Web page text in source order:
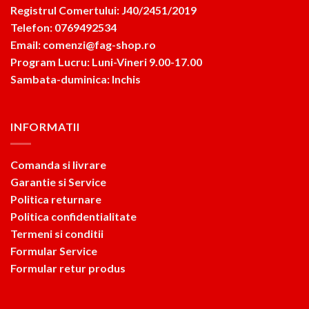
Registrul Comertului: J40/2451/2019
Telefon: 0769492534
Email: comenzi@fag-shop.ro
Program Lucru: Luni-Vineri 9.00-17.00
Sambata-duminica: Inchis
INFORMATII
Comanda si livrare
Garantie si Service
Politica returnare
Politica confidentialitate
Termeni si conditii
Formular Service
Formular retur produs